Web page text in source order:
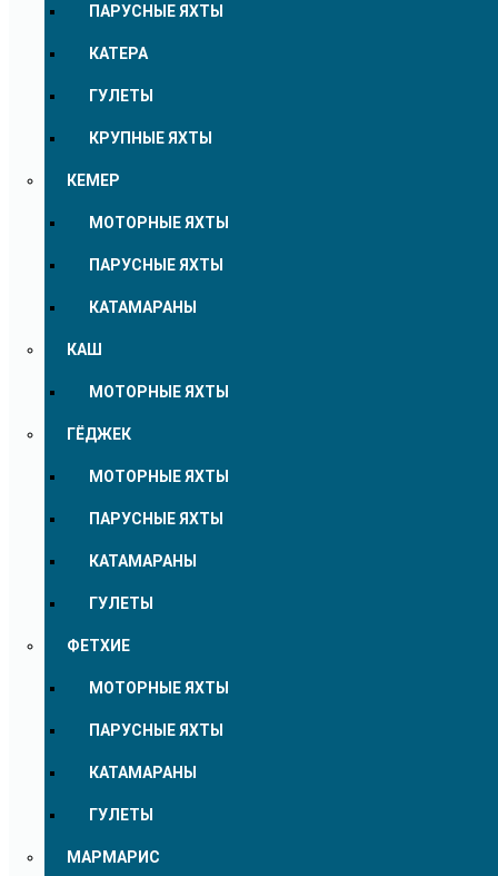
ПАРУСНЫЕ ЯХТЫ
КАТЕРА
ГУЛЕТЫ
КРУПНЫЕ ЯХТЫ
КЕМЕР
МОТОРНЫЕ ЯХТЫ
ПАРУСНЫЕ ЯХТЫ
КАТАМАРАНЫ
КАШ
МОТОРНЫЕ ЯХТЫ
ГЁДЖЕК
МОТОРНЫЕ ЯХТЫ
ПАРУСНЫЕ ЯХТЫ
КАТАМАРАНЫ
ГУЛЕТЫ
ФЕТХИЕ
МОТОРНЫЕ ЯХТЫ
ПАРУСНЫЕ ЯХТЫ
КАТАМАРАНЫ
ГУЛЕТЫ
МАРМАРИС